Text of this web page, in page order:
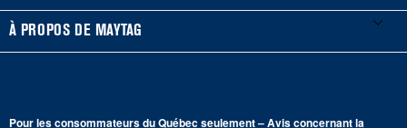
Planifier une installation
Programmes de service prolongé
Laveuses à chargement vertical
Sécheuses au gaz
Piédestaux de lessive
Portes françaises
Accessoires
À PROPOS DE MAYTAG
Pour les consommateurs du Québec seulement – Avis concernant la